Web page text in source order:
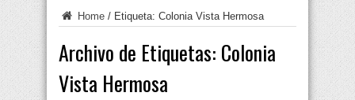
Home / Etiqueta: Colonia Vista Hermosa
Archivo de Etiquetas: Colonia
Vista Hermosa